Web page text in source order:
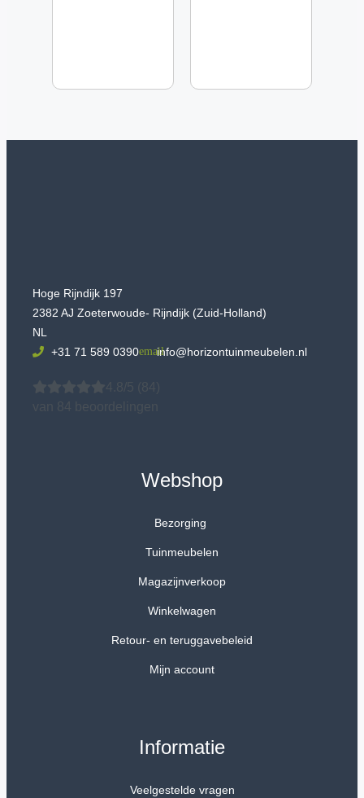
Hoge Rijndijk 197
2382 AJ Zoeterwoude- Rijndijk (Zuid-Holland)
NL
+31 71 589 0390
info@horizontuinmeubelen.nl
4.8/5
(84)
van 84 beoordelingen
Webshop
Bezorging
Tuinmeubelen
Magazijnverkoop
Winkelwagen
Retour- en teruggavebeleid
Mijn account
Informatie
Veelgestelde vragen